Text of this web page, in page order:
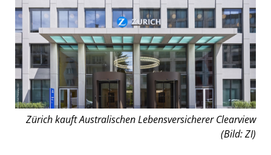
Zürich kauft Australischen Lebensversicherer Clearview
(Bild: ZI)